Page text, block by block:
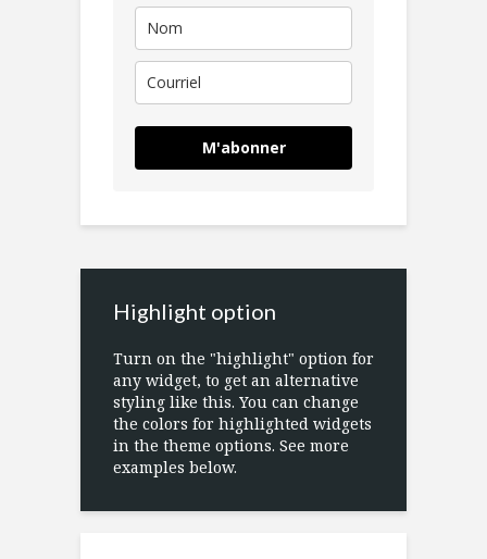
M'abonner
Highlight option
Turn on the "highlight" option for
any widget, to get an alternative
styling like this. You can change
the colors for highlighted widgets
in the theme options. See more
examples below.